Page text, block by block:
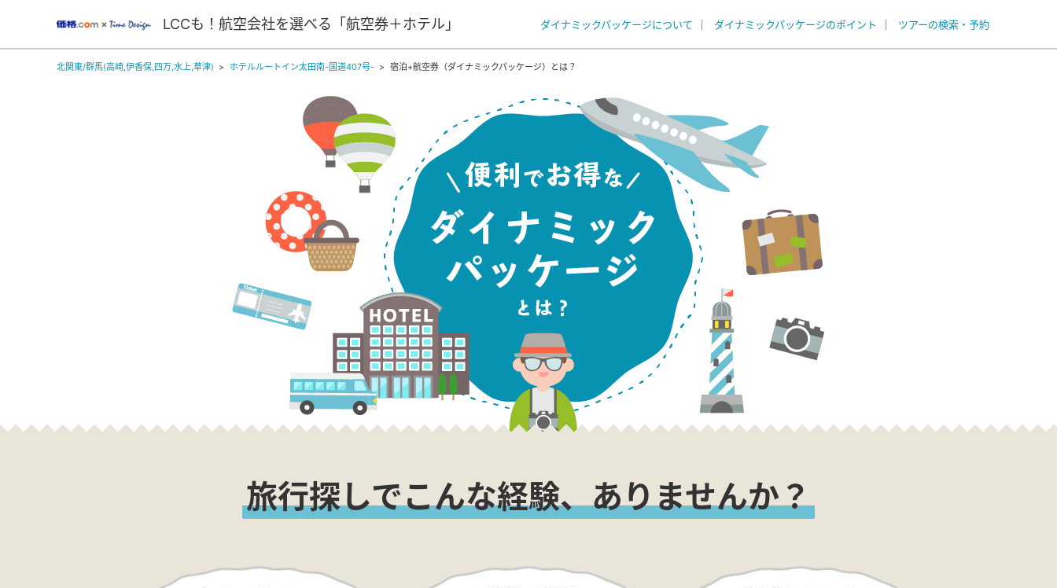
LCCも！航空会社を選べる「航空券＋ホテル」 ダイナミックパッケージについて ダイナミックパッケージのポイント ツアーの検索・予約
北関東/群馬(高崎,伊香保,四万,水上,草津) ホテルルートイン太田南-国道407号- 宿泊+航空券（ダイナミックパッケージ）とは？
旅行探しでこんな経験、ありませんか？